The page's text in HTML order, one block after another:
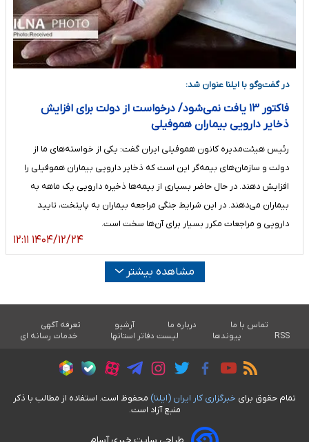
در گفت‌و‌گو با ایلنا عنوان شد:
فاکتور ۱۳ یافت نمی‌شود/ درخواست از دولت برای افزایش
ذخایر دارویی بیماران هموفیلی
رئیس هیئت‌مدیره کانون هموفیلی ایران گفت: یکی از خواسته‌های ما از
دولت و سازمان‌های بیمه‌گر این است که ذخایر دارویی بیماران هموفیلی را
افزایش دهند. در حال حاضر بسیاری از بیمه‌ها ذخیره دارویی یک ماهه به
بیماران می‌دهند. در این شرایط جنگی مراجعه بیماران به پایتخت، تایید
دارویی و مراجعات مکرر بسیار برای آن‌ها سخت است.
۱۴۰۴/۱۲/۲۴ ۱۲:۱۱
مشاهده بیشتر
تماس با ما درباره ما آرشیو
تعرفه آگهی
RSS
پیوندها لیست دفاتر استانها خدمات رسانه ای
تمام حقوق برای خبرگزاری کار ايران (ايلنا) محفوظ است. استفاده از مطالب با ذکر
منبع آزاد است.